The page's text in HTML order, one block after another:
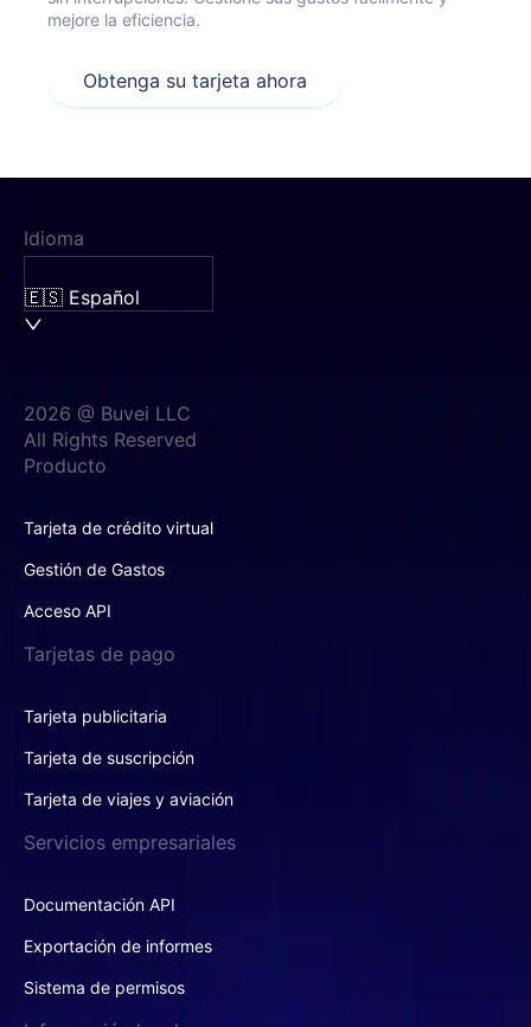
mejore la eficiencia.
Obtenga su tarjeta ahora
Idioma
🇪🇸 Español
2026 @ Buvei LLC
All Rights Reserved
Producto
Tarjeta de crédito virtual
Gestión de Gastos
Acceso API
Tarjetas de pago
Tarjeta publicitaria
Tarjeta de suscripción
Tarjeta de viajes y aviación
Servicios empresariales
Documentación API
Exportación de informes
Sistema de permisos